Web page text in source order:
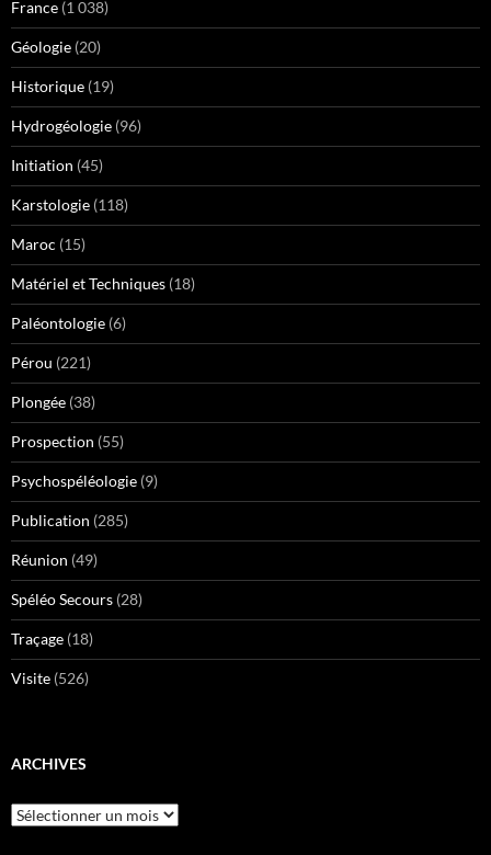
France (1 038)
Géologie (20)
Historique (19)
Hydrogéologie (96)
Initiation (45)
Karstologie (118)
Maroc (15)
Matériel et Techniques (18)
Paléontologie (6)
Pérou (221)
Plongée (38)
Prospection (55)
Psychospéléologie (9)
Publication (285)
Réunion (49)
Spéléo Secours (28)
Traçage (18)
Visite (526)
ARCHIVES
Archives